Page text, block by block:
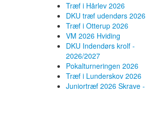
Træf i Hårlev 2026
DKU træf udendørs 2026
Træf i Otterup 2026
VM 2026 Hviding
DKU Indendørs krolf -
2026/2027
Pokalturneringen 2026
Træf i Lunderskov 2026
Juniortræf 2026 Skrave -